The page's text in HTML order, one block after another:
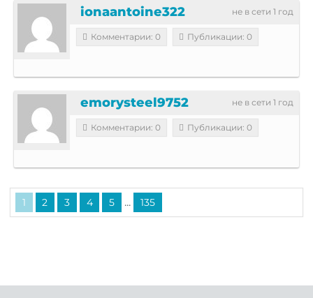
не в сети 1 год
ionaantoine322
Комментарии: 0 Публикации: 0
не в сети 1 год
emorysteel9752
Комментарии: 0 Публикации: 0
1 2 3 4 5 ... 135